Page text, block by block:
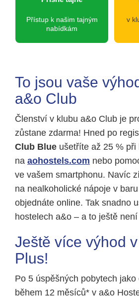
Přístup k našim tajným
nabídkám
v
To jsou vaše
a&o Club
Členství v klubu a&o Club je
zůstane zdarma! Hned po
Club Blue ušetříte až 25 % při
na aohostels.com nebo
ve vašem smartphonu. Navíc
na nealkoholické nápoje v
objednáte online. Tak snadno
hostelech a&o – a to ještě
Ještě více výhod
Plus!
Po 5 úspěšných pobytech jako
během 12 měsíců* v a&o